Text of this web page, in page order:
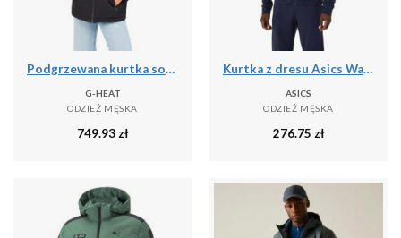
Podgrzewana kurtka softshell
G-HEAT
ODZIEŻ MĘSKA
749.93 zł
Kurtka z dresu Asics Warm-Up
ASICS
ODZIEŻ MĘSKA
276.75 zł